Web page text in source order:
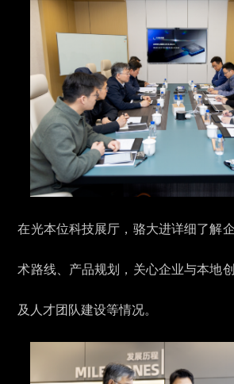
在光本位科技展厅，骆大进详细了解
术路线、产品规划，关心企业与本地
及人才团队建设等情况。